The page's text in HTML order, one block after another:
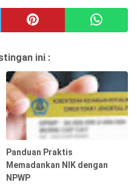
ini :
Panduan Praktis
Memadankan NIK dengan
NPWP